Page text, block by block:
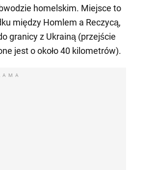
homelskim. Miejsce to
między Homlem a Reczycą,
granicy z Ukrainą (przejście
jest o około 40 kilometrów).